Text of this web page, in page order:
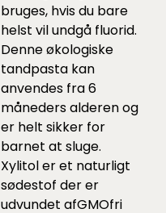
bruges, hvis du bare
helst vil undgå fluorid.
Denne økologiske
tandpasta kan
anvendes fra 6
måneders alderen og
er helt sikker for
barnet at sluge.
Xylitol er et naturligt
sødestof der er
udvundet afGMOfri